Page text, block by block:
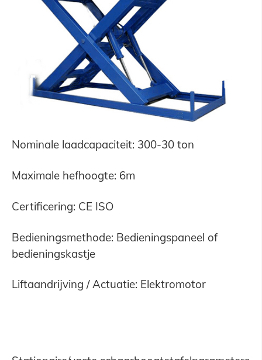
Nominale laadcapaciteit: 300-30 ton
Maximale hefhoogte: 6m
Certificering: CE ISO
Bedieningsmethode: Bedieningspaneel of
bedieningskastje
Liftaandrijving / Actuatie: Elektromotor